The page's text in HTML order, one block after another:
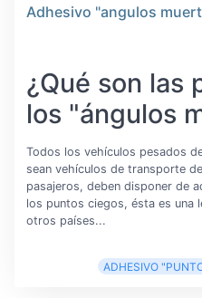
Adhesivo "angulos
¿Qué son las
los "ángulos
Todos los vehículos pesados
sean vehículos de transporte
pasajeros, deben disponer de
los puntos ciegos, ésta es una
otros países...
ADHESIVO